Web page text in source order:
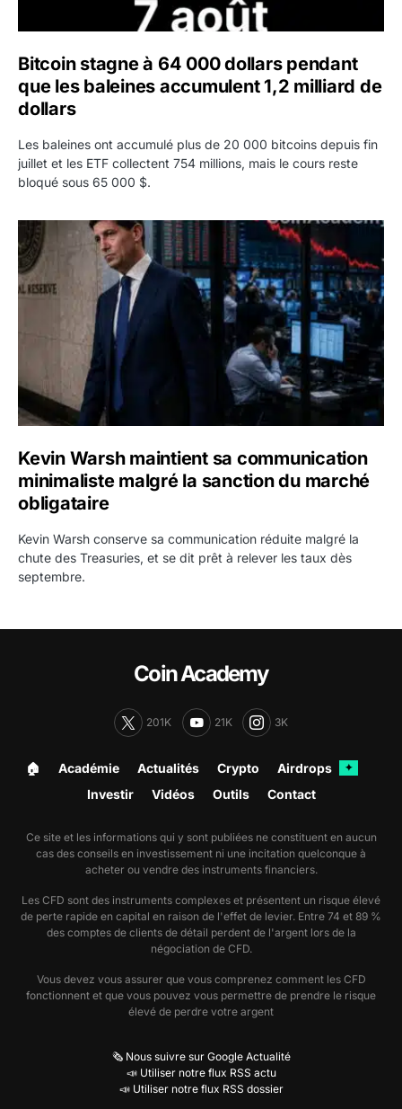
Bitcoin stagne à 64 000 dollars pendant
que les baleines accumulent 1,2 milliard de
dollars
Les baleines ont accumulé plus de 20 000 bitcoins depuis fin
juillet et les ETF collectent 754 millions, mais le cours reste
bloqué sous 65 000 $.
Kevin Warsh maintient sa communication minimaliste
Kevin Warsh maintient sa communication
minimaliste malgré la sanction du marché
obligataire
Kevin Warsh conserve sa communication réduite malgré la
chute des Treasuries, et se dit prêt à relever les taux dès
septembre.
Coin Academy
201K 21K 3K
🏠︎ Académie Actualités Crypto Airdrops ✦
Investir Vidéos Outils Contact
Ce site et les informations qui y sont publiées ne constituent en aucun
cas des conseils en investissement ni une incitation quelconque à
acheter ou vendre des instruments financiers.
Les CFD sont des instruments complexes et présentent un risque élevé
de perte rapide en capital en raison de l'effet de levier. Entre 74 et 89 %
des comptes de clients de détail perdent de l'argent lors de la
négociation de CFD.
Vous devez vous assurer que vous comprenez comment les CFD
fonctionnent et que vous pouvez vous permettre de prendre le risque
élevé de perdre votre argent
🗞️ Nous suivre sur Google Actualité
📣 Utiliser notre flux RSS actu
📣 Utiliser notre flux RSS dossier